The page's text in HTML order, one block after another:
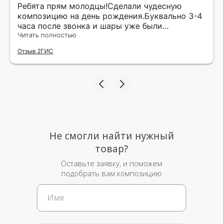
Ребята прям молодцы!Сделали чудесную
композицию на день рождения.Буквально 3-4
часа после звонка и шары уже были
доставлены мне по адресу.Качество
рада.
Читать полностью
Отзыв 2ГИС
Не смогли найти нужный
товар?
Оставьте заявку, и поможем
подобрать вам композицию